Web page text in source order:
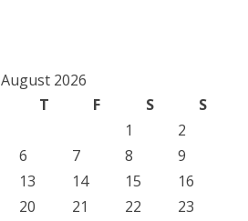
August 2026
T F S
S
1
2
6 7 8
9
13 14 15
16
20 21 22
23